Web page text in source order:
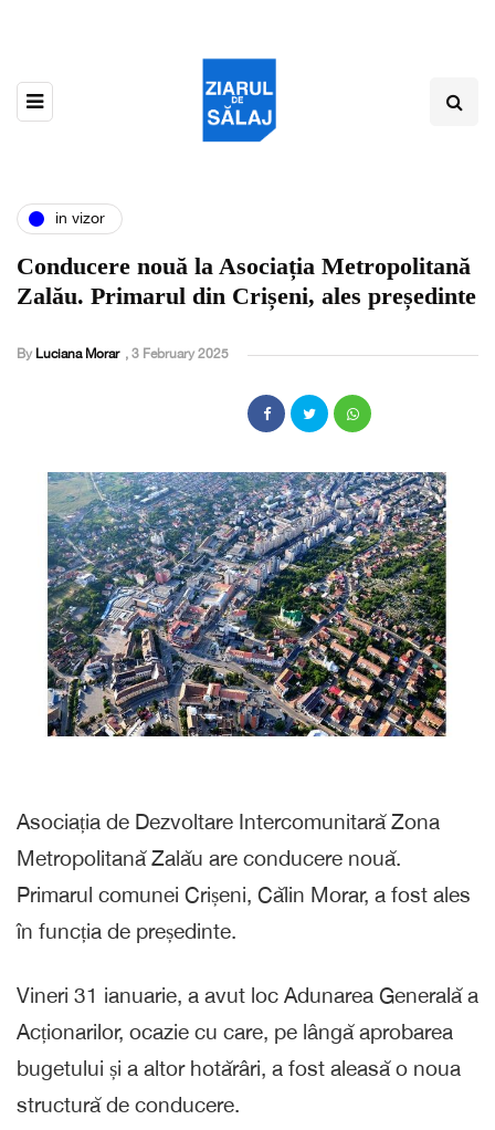
in vizor
Conducere nouă la Asociația Metropolitană
Zalău. Primarul din Crișeni, ales președinte
By Luciana Morar , 3 February 2025
Asociația de Dezvoltare Intercomunitară Zona
Metropolitană Zalău are conducere nouă.
Primarul comunei Crișeni, Călin Morar, a fost ales
în funcția de președinte.
Vineri 31 ianuarie, a avut loc Adunarea Generală a
Acționarilor, ocazie cu care, pe lângă aprobarea
bugetului și a altor hotărâri, a fost aleasă o noua
structură de conducere.